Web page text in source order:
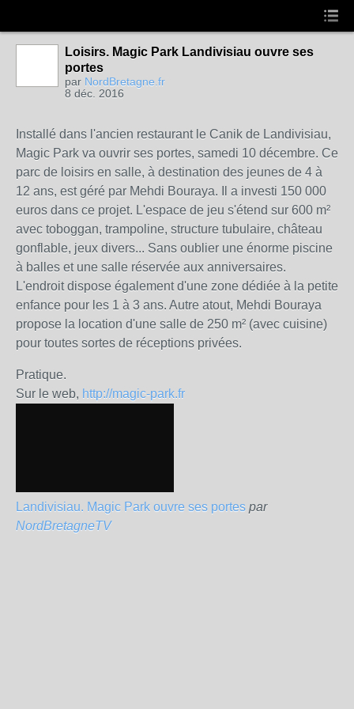
Loisirs. Magic Park Landivisiau ouvre ses
portes
par NordBretagne.fr
8 déc. 2016
Installé dans l'ancien restaurant le Canik de Landivisiau,
Magic Park va ouvrir ses portes, samedi 10 décembre. Ce
parc de loisirs en salle, à destination des jeunes de 4 à
12 ans, est géré par Mehdi Bouraya. Il a investi 150 000
euros dans ce projet. L'espace de jeu s'étend sur 600 m²
avec toboggan, trampoline, structure tubulaire, château
gonflable, jeux divers... Sans oublier une énorme piscine
à balles et une salle réservée aux anniversaires.
L'endroit dispose également d'une zone dédiée à la petite
enfance pour les 1 à 3 ans. Autre atout, Mehdi Bouraya
propose la location d'une salle de 250 m² (avec cuisine)
pour toutes sortes de réceptions privées.
Pratique.
Sur le web, http://magic-park.fr
Landivisiau. Magic Park ouvre ses portes par
NordBretagneTV